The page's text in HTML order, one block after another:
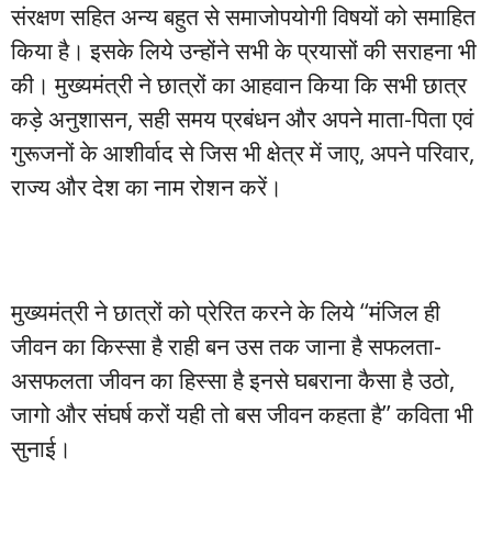
संरक्षण सहित अन्य बहुत से समाजोपयोगी विषयों को समाहित
किया है। इसके लिये उन्होंने सभी के प्रयासों की सराहना भी
की। मुख्यमंत्री ने छात्रों का आहवान किया कि सभी छात्र
कड़े अनुशासन, सही समय प्रबंधन और अपने माता-पिता एवं
गुरूजनों के आशीर्वाद से जिस भी क्षेत्र में जाए, अपने परिवार,
राज्य और देश का नाम रोशन करें।
मुख्यमंत्री ने छात्रों को प्रेरित करने के लिये ‘‘मंजिल ही
जीवन का किस्सा है राही बन उस तक जाना है सफलता-
असफलता जीवन का हिस्सा है इनसे घबराना कैसा है उठो,
जागो और संघर्ष करों यही तो बस जीवन कहता है’’ कविता भी
सुनाई।